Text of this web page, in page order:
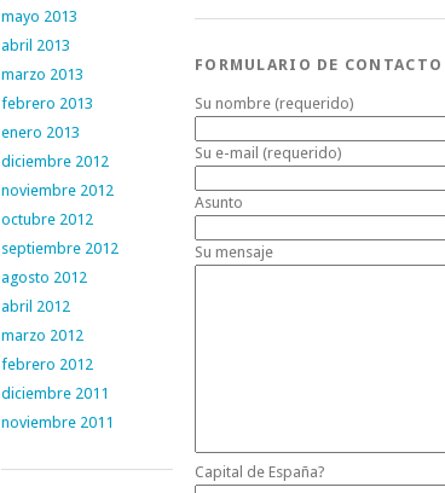
mayo 2013
abril 2013
marzo 2013
febrero 2013
enero 2013
diciembre 2012
noviembre 2012
octubre 2012
septiembre 2012
agosto 2012
abril 2012
marzo 2012
febrero 2012
diciembre 2011
noviembre 2011
FORMULARIO DE CONTACTO
Su nombre (requerido)
Su e-mail (requerido)
Asunto
Su mensaje
Capital de España?